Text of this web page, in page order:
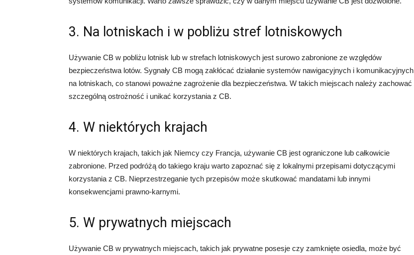
3. Na lotniskach i w pobliżu stref lotniskowych
Używanie CB w pobliżu lotnisk lub w strefach lotniskowych jest surowo zabronione ze względów
bezpieczeństwa lotów. Sygnały CB mogą zakłócać działanie systemów nawigacyjnych i komunikacyjnych
na lotniskach, co stanowi poważne zagrożenie dla bezpieczeństwa. W takich miejscach należy zachować
szczególną ostrożność i unikać korzystania z CB.
4. W niektórych krajach
W niektórych krajach, takich jak Niemcy czy Francja, używanie CB jest ograniczone lub całkowicie
zabronione. Przed podróżą do takiego kraju warto zapoznać się z lokalnymi przepisami dotyczącymi
korzystania z CB. Nieprzestrzeganie tych przepisów może skutkować mandatami lub innymi
konsekwencjami prawno-karnymi.
5. W prywatnych miejscach
Używanie CB w prywatnych miejscach, takich jak prywatne posesje czy zamknięte osiedla, może być